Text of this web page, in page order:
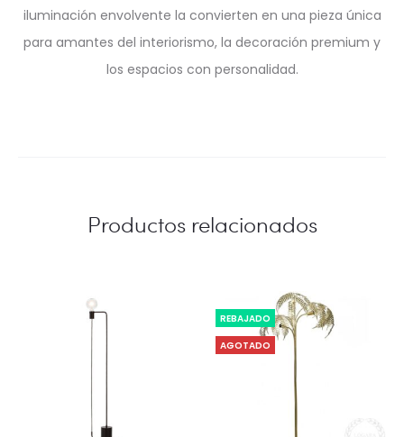
iluminación envolvente la convierten en una pieza única
para amantes del interiorismo, la decoración premium y
los espacios con personalidad.
Productos relacionados
REBAJADO
AGOTADO